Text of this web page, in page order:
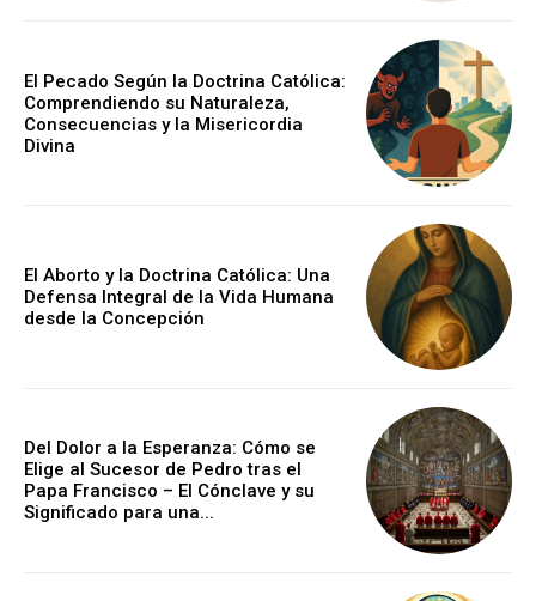
El Pecado Según la Doctrina Católica:
Comprendiendo su Naturaleza,
Consecuencias y la Misericordia
Divina
El Aborto y la Doctrina Católica: Una
Defensa Integral de la Vida Humana
desde la Concepción
Del Dolor a la Esperanza: Cómo se
Elige al Sucesor de Pedro tras el
Papa Francisco – El Cónclave y su
Significado para una...